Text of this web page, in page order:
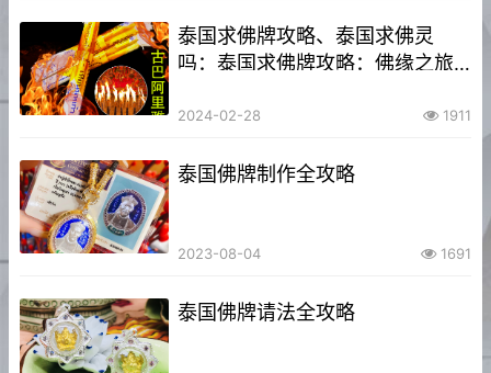
泰国求佛牌攻略、泰国求佛灵
吗：泰国求佛牌攻略：佛缘之旅
2024-02-28 1911
泰国佛牌制作全攻略
2023-08-04 1691
泰国佛牌请法全攻略